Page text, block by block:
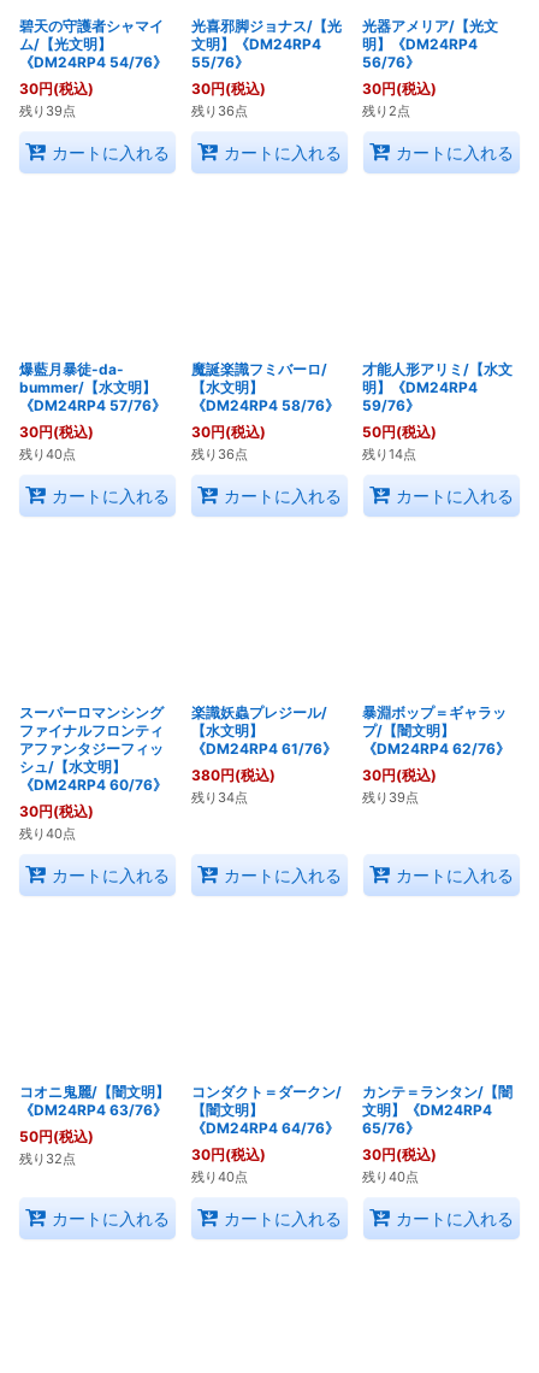
碧天の守護者シャマイ
ム/【光文明】
《DM24RP4 54/76》
30円(税込)
残り39点
カートに入れる
光喜邪脚ジョナス/【光
文明】《DM24RP4
55/76》
30円(税込)
残り36点
カートに入れる
光器アメリア/【光文
明】《DM24RP4
56/76》
30円(税込)
残り2点
カートに入れる
爆藍月暴徒-da-
bummer/【水文明】
《DM24RP4 57/76》
30円(税込)
残り40点
カートに入れる
魔誕楽識フミバーロ/
【水文明】
《DM24RP4 58/76》
30円(税込)
残り36点
カートに入れる
才能人形アリミ/【水文
明】《DM24RP4
59/76》
50円(税込)
残り14点
カートに入れる
スーパーロマンシング
ファイナルフロンティ
アファンタジーフィッ
シュ/【水文明】
《DM24RP4 60/76》
30円(税込)
残り40点
カートに入れる
楽識妖蟲プレジール/
【水文明】
《DM24RP4 61/76》
380円(税込)
残り34点
カートに入れる
暴淵ボップ＝ギャラッ
プ/【闇文明】
《DM24RP4 62/76》
30円(税込)
残り39点
カートに入れる
コオニ鬼麗/【闇文明】
《DM24RP4 63/76》
50円(税込)
残り32点
カートに入れる
コンダクト＝ダークン/
【闇文明】
《DM24RP4 64/76》
30円(税込)
残り40点
カートに入れる
カンテ＝ランタン/【闇
文明】《DM24RP4
65/76》
30円(税込)
残り40点
カートに入れる